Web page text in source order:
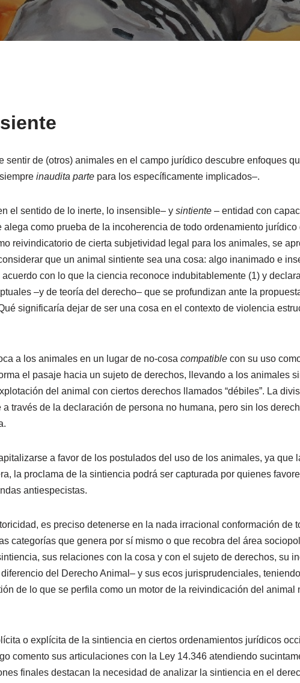
sentir de (otros) animales en el campo jurídico descubre enfoques
inaudita parte para los específicamente implicados–.
el sentido de lo inerte, lo insensible– ysintiente – entidad con
como prueba de la incoherencia de todo ordenamiento jurídico
reivindicatorio de cierta subjetividad legal para los animales, se
que un animal sintiente sea una cosa: algo inanimado e
con lo que la ciencia reconoce indubitablemente (1) y
–y de teoría del derecho– que se profundizan ante la
significaría dejar de ser una cosa en el contexto de violencia
a los animales en un lugar de no-cosacompatible con su uso
el pasaje hacia un sujeto de derechos, llevando a los animales
del animal con ciertos derechos llamados “débiles”. La
través de la declaración de persona no humana, pero sin los
a favor de los postulados del uso de los animales, ya que
la proclama de la sintiencia podrá ser capturada por quienes
antiespecistas.
es preciso detenerse en la nada irracional conformación de
categorías que genera por sí mismo o que recobra del área
sus relaciones con la cosa y con el sujeto de derechos, su
del Derecho Animal– y sus ecos jurisprudenciales,
de lo que se perfila como un motor de la reivindicación del animal
o explícita de la sintiencia en ciertos ordenamientos jurídicos
comento sus articulaciones con la Ley 14.346 atendiendo
finales destacan la necesidad de analizar la sintiencia en el